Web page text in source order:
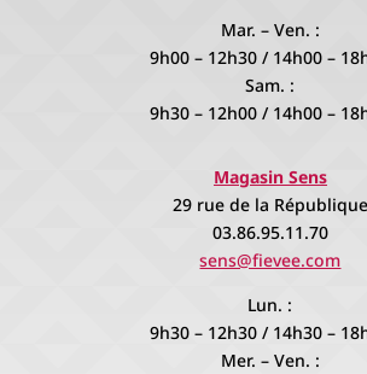
Mar. – Ven. :
9h00 – 12h30 / 14h00 –
Sam. :
9h30 – 12h00 / 14h00 –
Magasin Sens
29 rue de la République
03.86.95.11.70
sens@fievee.com
Lun. :
9h30 – 12h30 / 14h30 –
Mer. – Ven. :